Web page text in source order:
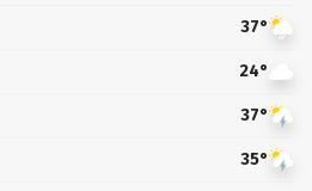
37°
24°
37°
35°